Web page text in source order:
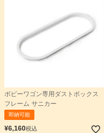
ボビーワゴン専用ダストボックス
フレーム サニカー
即納可能
¥6,160税込